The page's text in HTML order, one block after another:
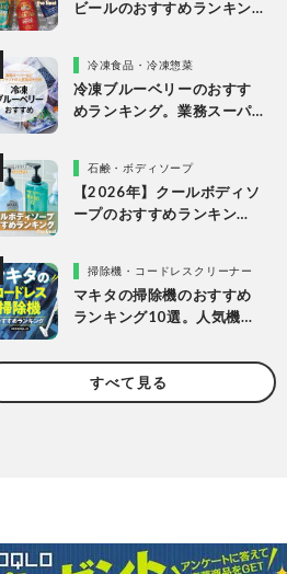
ビールのおすすめランキン
冷凍食品・冷凍惣菜
冷凍ブルーベリーのおすす
めランキング。業務スーパ
石鹸・ボディソープ
【2026年】クールボディソ
ープのおすすめランキン
掃除機・コードレスクリーナー
マキタの掃除機のおすすめ
ランキング10選。人気機種
すべて見る